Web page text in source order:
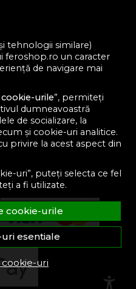
tehnologii similare)
feroshop.ro un caracter
de navigare mai
urile”, permiteți
dumneavoastră
de socializare, la
și cookie-uri analitice.
privire la acest aspect din
uri”, puteți selecta ce fel
a fi utilizate.
cookie-urile
esentiale
uri